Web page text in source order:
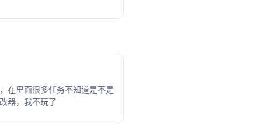
在里面很多任务不知道是不是
器，我不玩了